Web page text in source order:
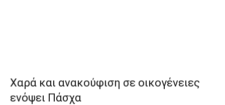
Χαρά και ανακούφιση σε οικογένειες
ενόψει Πάσχα